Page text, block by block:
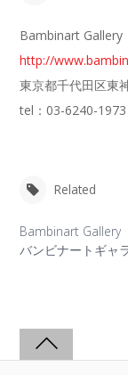
Bambinart Gallery
http://
東京都千代田区
tel：03-6240-1973
Related
Bambinart Gallery
バンビナートギャ